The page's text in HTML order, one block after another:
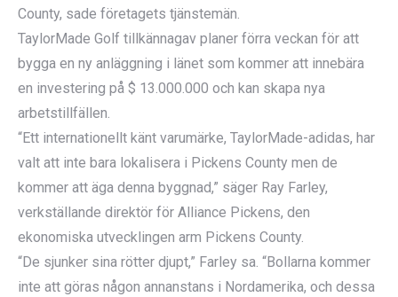
County, sade företagets tjänstemän.
TaylorMade Golf tillkännagav planer förra veckan för att
bygga en ny anläggning i länet som kommer att innebära
en investering på $ 13.000.000 och kan skapa nya
arbetstillfällen.
“Ett internationellt känt varumärke, TaylorMade-adidas, har
valt att inte bara lokalisera i Pickens County men de
kommer att äga denna byggnad,” säger Ray Farley,
verkställande direktör för Alliance Pickens, den
ekonomiska utvecklingen arm Pickens County.
“De sjunker sina rötter djupt,” Farley sa. “Bollarna kommer
inte att göras någon annanstans i Nordamerika, och dessa